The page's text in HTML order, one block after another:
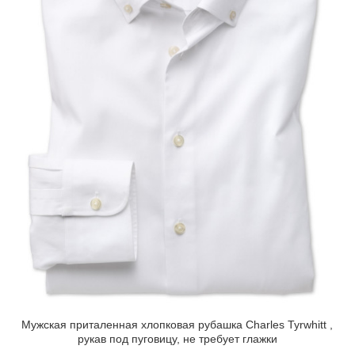
Мужская приталенная хлопковая рубашка Charles Tyrwhitt ,
рукав под пуговицу, не требует глажки